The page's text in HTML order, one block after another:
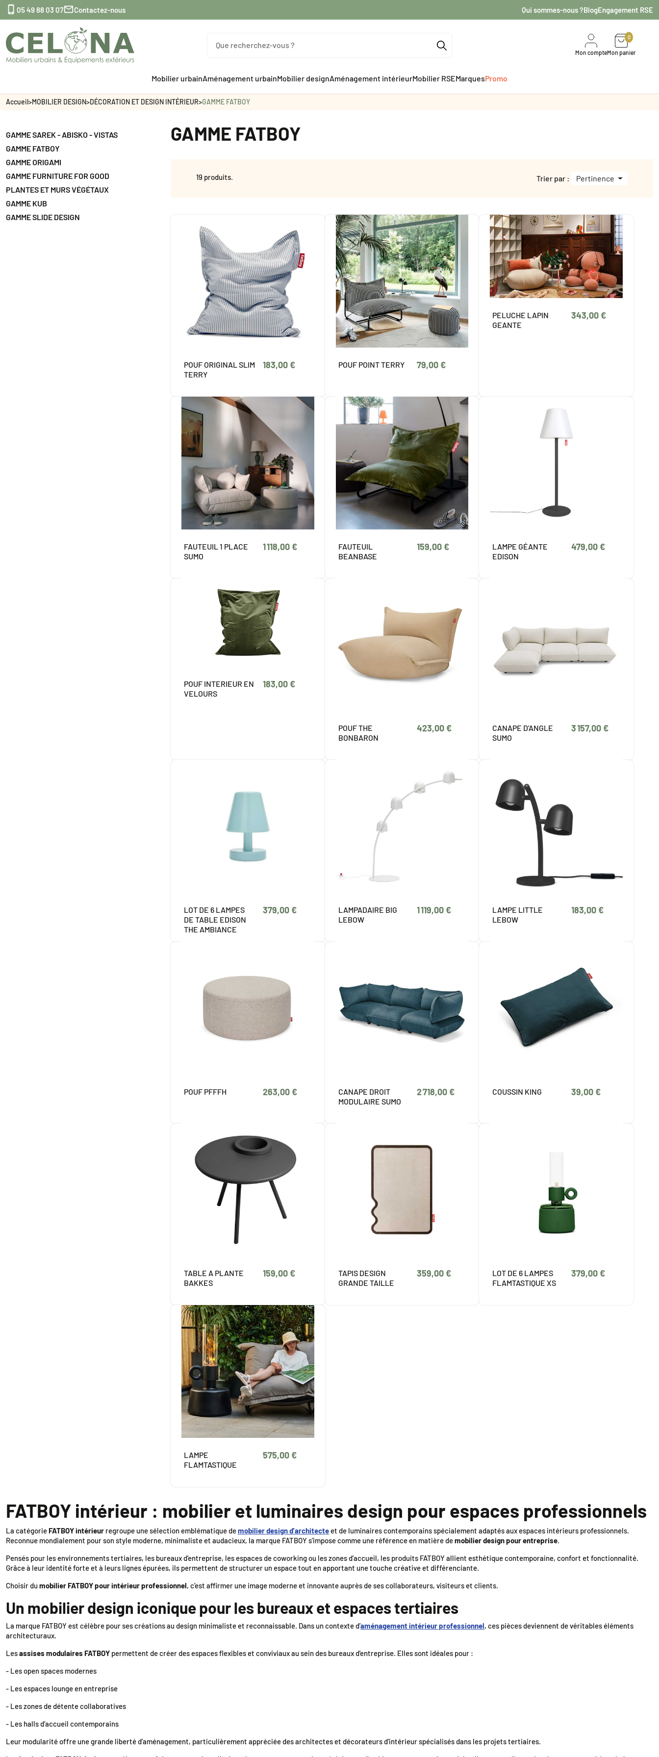
 05 49 88 03 07Contactez-nous Qui sommes-nous ?BlogEngagement RSE
Mon compte
0
Mon panier
Mobilier urbainAménagement urbainMobilier designAménagement intérieurMobilier RSEMarquesPromo
Accueil>MOBILIER DESIGN>DÉCORATION ET DESIGN INTÉRIEUR>GAMME FATBOY
GAMME SAREK - ABISKO - VISTAS
GAMME FATBOY
GAMME ORIGAMI
GAMME FURNITURE FOR GOOD
PLANTES ET MURS VÉGÉTAUX
GAMME KUB
GAMME SLIDE DESIGN
GAMME FATBOY
19 produits. Trier par : Pertinence
POUF ORIGINAL SLIM
TERRY
183,00 € POUF POINT TERRY 79,00 €
PELUCHE LAPIN
GEANTE
343,00 €
FAUTEUIL 1 PLACE
SUMO
1 118,00 €
FAUTEUIL
BEANBASE
159,00 €
LAMPE GÉANTE
EDISON
479,00 €
POUF INTERIEUR EN
VELOURS
183,00 €
POUF THE
BONBARON
423,00 €
CANAPE D'ANGLE
SUMO
3 157,00 €
LOT DE 6 LAMPES
DE TABLE EDISON
THE AMBIANCE
379,00 €
LAMPADAIRE BIG
LEBOW
1 119,00 €
LAMPE LITTLE
LEBOW
183,00 €
POUF PFFFH 263,00 €
CANAPE DROIT
MODULAIRE SUMO
2 718,00 € COUSSIN KING 39,00 €
TABLE A PLANTE
BAKKES
159,00 €
TAPIS DESIGN
GRANDE TAILLE
359,00 €
LOT DE 6 LAMPES
FLAMTASTIQUE XS
379,00 €
LAMPE
FLAMTASTIQUE
575,00 €
FATBOY intérieur : mobilier et luminaires design pour espaces professionnels
La catégorie FATBOY intérieur regroupe une sélection emblématique demobilier design d'architecteet de luminaires contemporains spécialement adaptés aux espaces intérieurs professionnels.
Reconnue mondialement pour son style moderne, minimaliste et audacieux, la marque FATBOY s’impose comme une référence en matière demobilier design pour entreprise.
Pensés pour les environnements tertiaires, les bureaux d’entreprise, les espaces de coworking ou les zones d’accueil, les produits FATBOY allient esthétique contemporaine, confort et fonctionnalité.
Grâce à leur identité forte et à leurs lignes épurées, ils permettent de structurer un espace tout en apportant une touche créative et différenciante.
Choisir du mobilier FATBOY pour intérieur professionnel, c’est affirmer une image moderne et innovante auprès de ses collaborateurs, visiteurs et clients.
Un mobilier design iconique pour les bureaux et espaces tertiaires
La marque FATBOY est célèbre pour ses créations au design minimaliste et reconnaissable. Dans un contexte d’aménagement intérieur professionnel, ces pièces deviennent de véritables éléments
architecturaux.
Lesassises modulaires FATBOY permettent de créer des espaces flexibles et conviviaux au sein des bureaux d’entreprise. Elles sont idéales pour :
- Les open spaces modernes
- Les espaces lounge en entreprise
- Les zones de détente collaboratives
- Les halls d’accueil contemporains
Leur modularité offre une grande liberté d’aménagement, particulièrement appréciée des architectes et décorateurs d’intérieur spécialisés dans les projets tertiaires.